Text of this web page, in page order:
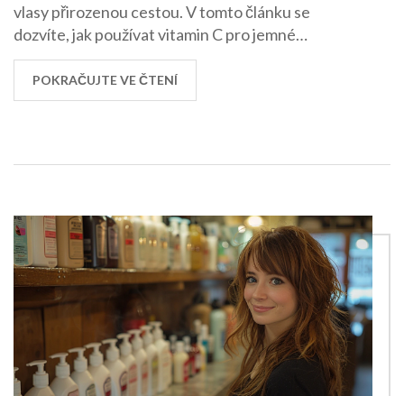
vlasy přirozenou cestou. V tomto článku se
dozvíte, jak používat vitamin C pro jemné
zesvětlení vlasů, jaké přípravky jsou nejúčinnější a
jaké další tipy vám pomohou dosáhnout nejlepších
výsledků.
POKRAČUJTE VE ČTENÍ